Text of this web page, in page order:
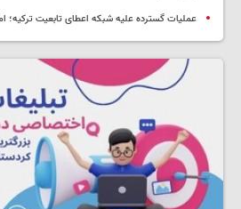
عملیات گسترده علیه شبکه اعطای تابعیت ترکیه؛